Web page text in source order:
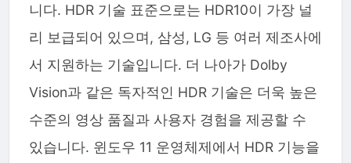
니다. HDR 기술 표준으로는 HDR10이 가장 널
리 보급되어 있으며, 삼성, LG 등 여러 제조사에
서 지원하는 기술입니다. 더 나아가 Dolby
Vision과 같은 독자적인 HDR 기술은 더욱 높은
수준의 영상 품질과 사용자 경험을 제공할 수
있습니다. 윈도우 11 운영체제에서 HDR 기능을